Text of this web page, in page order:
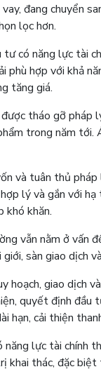
đang chuyển
lọc hơn.
tư có năng lực tài
hợp với khả
tăng giá.
tháo gỡ pháp
trong năm tới.
và tuân thủ
lý và gắn với
khó khăn.
vẫn nằm ở vấn
sàn giao dịch
hoạch, giao dịch
quyết định đầu
hạn, cải thiện
lực tài chính
khai thác, đặc biệt